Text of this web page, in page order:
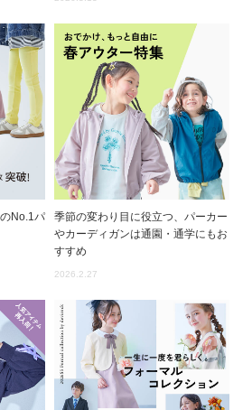
No.1パ
季節の変わり目に役立つ、パーカー
やカーディガンは通園・通学にもお
すすめ
2026.2.27